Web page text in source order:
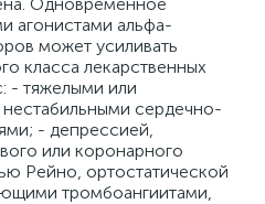
агонистами альфа-
может усиливать
класса лекарственных
- тяжелыми или
сердечно-
- депрессией,
или коронарного
Рейно, ортостатической
тромбоангиитами,